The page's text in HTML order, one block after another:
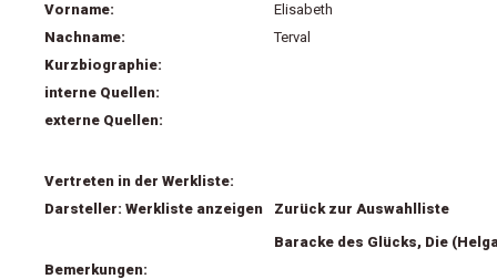
Vorname:
Elisabeth
Nachname:
Terval
Kurzbiographie:
interne Quellen:
externe Quellen:
Vertreten in der Werkliste:
Darsteller: Werkliste anzeigen
Zurück zur Auswahlliste
Baracke des Glücks, Die
Bemerkungen: